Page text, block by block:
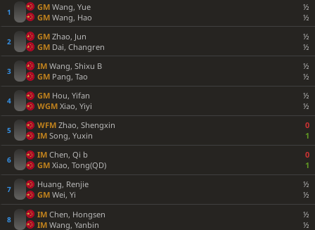
GM Wang, Yue
½
GM Wang, Hao
½
GM Zhao, Jun
½
GM Dai, Changren
½
IM Wang, Shixu B
½
GM Pang, Tao
½
GM Hou, Yifan
½
WGM Xiao, Yiyi
½
WFM Zhao, Shengxin
0
IM Song, Yuxin
1
IM Chen, Qi b
0
GM Xiao, Tong(QD)
1
Huang, Renjie
½
GM Wei, Yi
½
IM Chen, Hongsen
½
IM Wang, Yanbin
½